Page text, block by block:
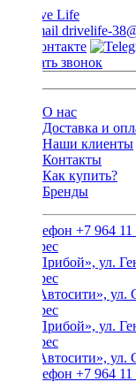
drivelife-
Заказать звонок
О нас
Доставка и
Наши клиенты
Контакты
Как купить?
Бренды
+7 964 11
ТЦ «Прибой», ул.
ТЦ «Автосити», ул.
ТЦ «Прибой», ул.
ТЦ «Автосити», ул.
+7 964 11